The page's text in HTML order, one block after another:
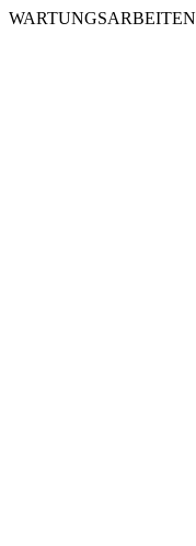
WARTUNGSARBEITEN